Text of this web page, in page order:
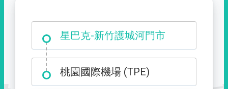
星巴克-新竹護城河門市
大霸尖山登山口
桃園國際機場 (TPE)